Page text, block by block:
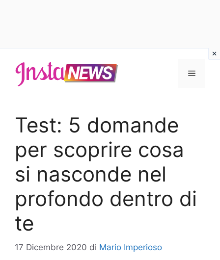
contenuto
Menu
Test: 5 domande
per scoprire cosa
si nasconde nel
profondo dentro di
te
17 Dicembre 2020 di Mario Imperioso